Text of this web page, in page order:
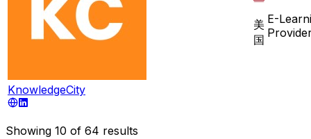
KnowledgeCity
美
国
E-
Showing 10 of 64 results